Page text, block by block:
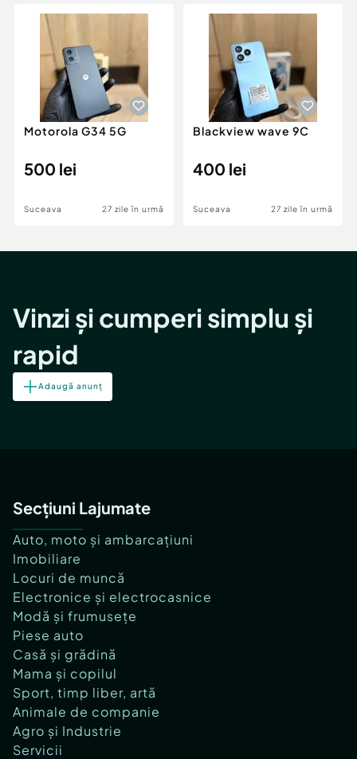
Servicii
Animale de companie
Afaceri și echipamente profesionale
Inchiriere Bunuri si Vehicule
Utilaje agricole si industriale
Piese auto si accesorii
Dacia Duster
Motorola G34 5G
500 lei
Suceava 27 zile în urmă
Blackview wave 9C
400 lei
Suceava 27 zile în urmă
Vinzi și cumperi simplu și
rapid
Adaugă anunț
Secțiuni Lajumate
Auto, moto și ambarcațiuni
Imobiliare
Locuri de muncă
Electronice și electrocasnice
Modă și frumusețe
Piese auto
Casă și grădină
Mama și copilul
Sport, timp liber, artă
Animale de companie
Agro și Industrie
Servicii